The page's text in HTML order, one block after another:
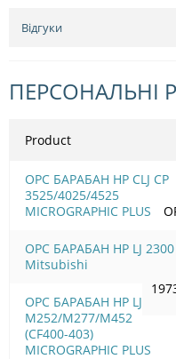
Відгуки
ПЕРСОНАЛЬНІ
Product
OPC БАРАБАН HP CLJ CP
3525/4025/4525
MICROGRAPHIC PLUS
OPC БАРАБАН HP LJ 2300
Mitsubishi
OPC БАРАБАН HP LJ Pro
M252/M277/M452
(CF400-403)
MICROGRAPHIC PLUS